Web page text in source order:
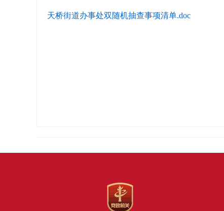
天桥街道办事处双随机抽查事项清单.doc